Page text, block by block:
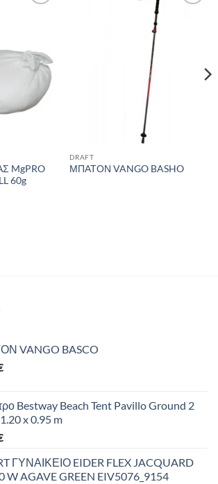
MgPRO
60g
DRAFT
ΜΠΑΤΟΝ VANGO BASHO
VANGO BASCO
Bestway Beach Tent Pavillo Ground 2
x 0.95 m
ΓΥΝΑΙΚΕΙΟ EIDER FLEX JACQUARD
W AGAVE GREEN EIV5076_9154